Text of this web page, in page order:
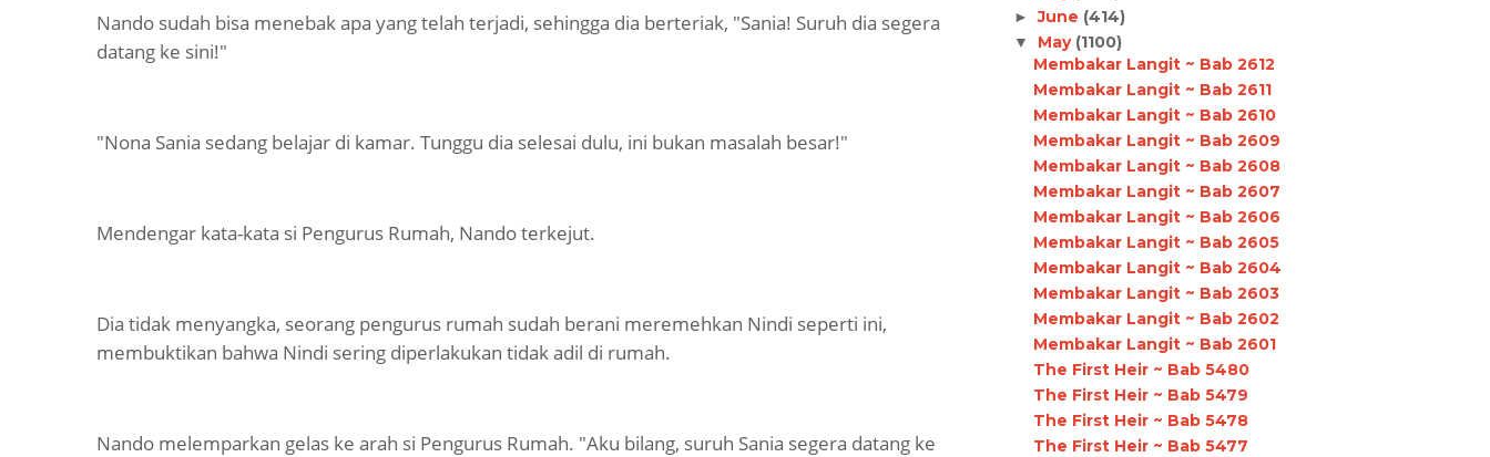
Nando sudah bisa menebak apa yang telah terjadi, sehingga dia berteriak, "Sania! Suruh dia segera
datang ke sini!"
"Nona Sania sedang belajar di kamar. Tunggu dia selesai dulu, ini bukan masalah besar!"
Mendengar kata-kata si Pengurus Rumah, Nando terkejut.
Dia tidak menyangka, seorang pengurus rumah sudah berani meremehkan Nindi seperti ini,
membuktikan bahwa Nindi sering diperlakukan tidak adil di rumah.
Nando melemparkan gelas ke arah si Pengurus Rumah. "Aku bilang, suruh Sania segera datang ke
►June (414)
▼ May (1100)
Membakar Langit ~ Bab 2612
Membakar Langit ~ Bab 2611
Membakar Langit ~ Bab 2610
Membakar Langit ~ Bab 2609
Membakar Langit ~ Bab 2608
Membakar Langit ~ Bab 2607
Membakar Langit ~ Bab 2606
Membakar Langit ~ Bab 2605
Membakar Langit ~ Bab 2604
Membakar Langit ~ Bab 2603
Membakar Langit ~ Bab 2602
Membakar Langit ~ Bab 2601
The First Heir ~ Bab 5480
The First Heir ~ Bab 5479
The First Heir ~ Bab 5478
The First Heir ~ Bab 5477